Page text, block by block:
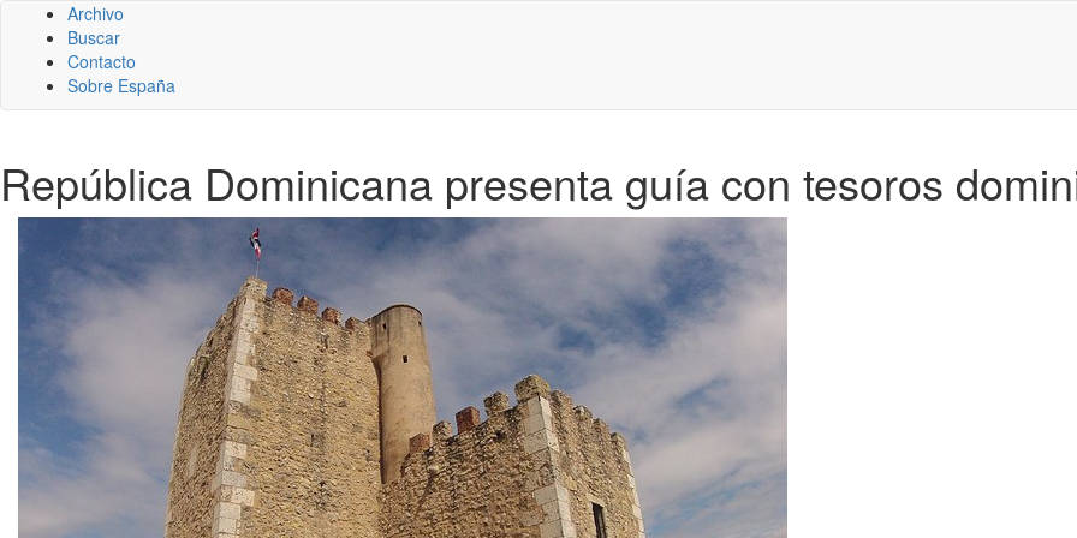
Archivo
Buscar
Contacto
Sobre España
República Dominicana presenta guía con tesoros